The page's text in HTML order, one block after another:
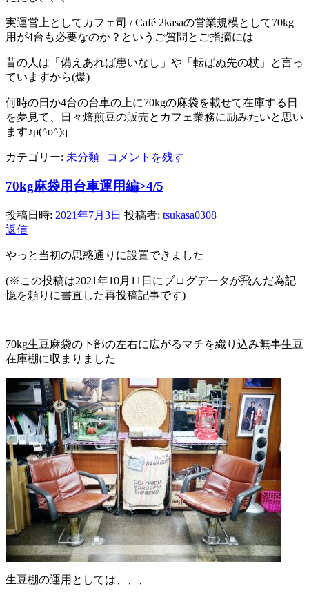
実運営上としてカフェ司 / Café 2kasaの営業規模として70kg
用が4台も必要なのか？というご質問とご指摘には
昔の人は「備えあれば患いなし」や「転ばぬ先の杖」と言っ
ていますから(爆)
何時の日か4台の台車の上に70kgの麻袋を載せて在庫する日
を夢見て、日々焙煎豆の販売とカフェ業務に励みたいと思い
ます♪p(^o^)q
カテゴリー: 未分類 | コメントを残す
70kg麻袋用台車運用編>4/5
投稿日時: 2021年7月3日 投稿者: tsukasa0308
返信
やっと当初の思惑通りに設置できました
(※この投稿は2021年10月11日にブログデータが飛んだ為記
憶を頼りに書直した再投稿記事です)
70kg生豆麻袋の下部の左右に広がるマチを織り込み無事生豆
在庫棚に収まりました
生豆棚の運用としては、、、